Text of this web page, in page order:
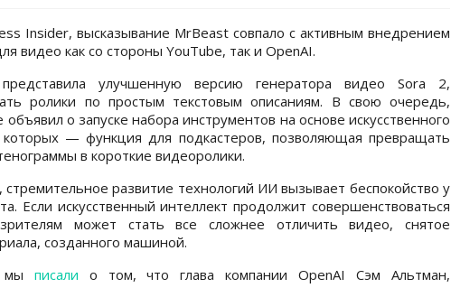
Insider, высказывание MrBeast совпало с активным внедрением
видео как со стороны YouTube, так и OpenAI.
улучшенную версию генератора видео Sora 2,
ролики по простым текстовым описаниям. В свою очередь,
объявил о запуске набора инструментов на основе искусственного
которых — функция для подкастеров, позволяющая превращать
в короткие видеоролики.
развитие технологий ИИ вызывает беспокойство у
Если искусственный интеллект продолжит совершенствоваться
может стать все сложнее отличить видео, снятое
созданного машиной.
мы писали о том, что глава компании OpenAI Сэм Альтман,